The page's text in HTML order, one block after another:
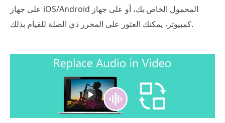
على جهاز iOS/Android المحمول الخاص بك، أو على جهاز
كمبيوتر، يمكنك العثور على المحرر ذي الصلة للقيام بذلك.